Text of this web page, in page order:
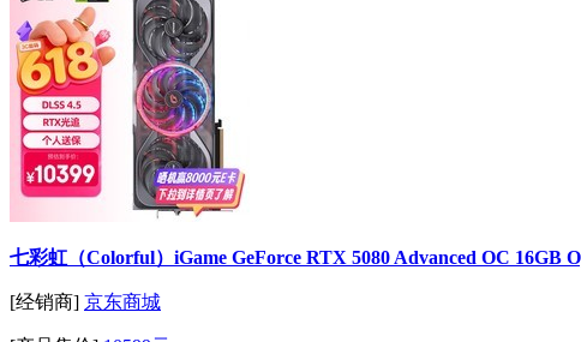
七彩虹（Colorful）iGame GeForce RTX 5080 Advanced OC 16GB
[经销商] 京东商城